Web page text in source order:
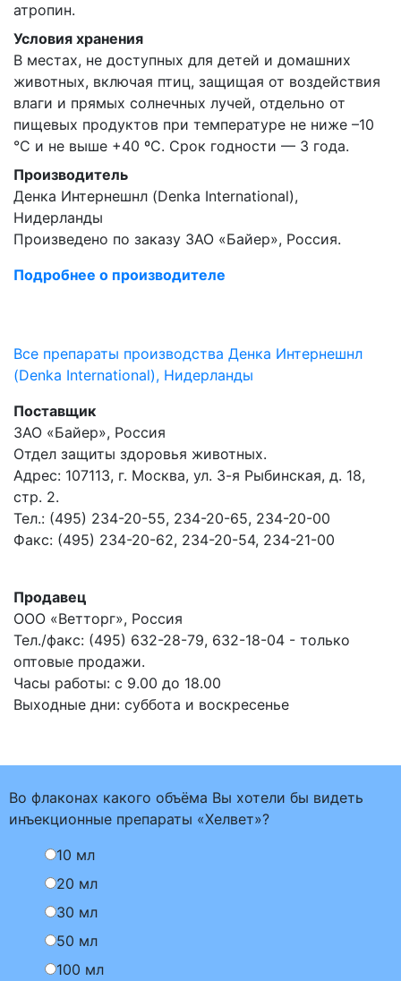
атропин.
Условия хранения
В местах, не доступных для детей и домашних
животных, включая птиц, защищая от воздействия
влаги и прямых солнечных лучей, отдельно от
пищевых продуктов при температуре не ниже –10
°С и не выше +40 ºС. Срок годности — 3 года.
Производитель
Денка Интернешнл (Denka International),
Нидерланды
Произведено по заказу ЗАО «Байер», Россия.
Подробнее о производителе
Все препараты производства Денка Интернешнл
(Denka International), Нидерланды
Поставщик
ЗАО «Байер», Россия
Отдел защиты здоровья животных.
Адрес: 107113, г. Москва, ул. 3-я Рыбинская, д. 18,
стр. 2.
Тел.: (495) 234-20-55, 234-20-65, 234-20-00
Факс: (495) 234-20-62, 234-20-54, 234-21-00
Продавец
ООО «Ветторг», Россия
Тел./факс: (495) 632-28-79, 632-18-04 - только
оптовые продажи.
Часы работы: с 9.00 до 18.00
Выходные дни: суббота и воскресенье
Во флаконах какого объёма Вы хотели бы видеть
инъекционные препараты «Хелвет»?
10 мл
20 мл
30 мл
50 мл
100 мл